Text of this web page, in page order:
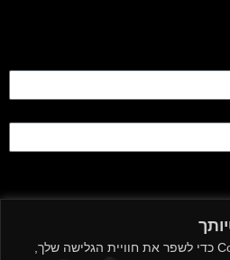
אנו משתמשים בקובצי Cookie כדי לשפר את חוויית הגלישה שלך,